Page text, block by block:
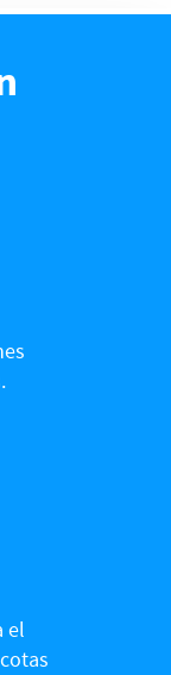
el